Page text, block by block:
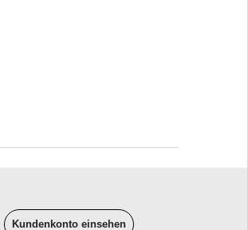
Kundenkonto einsehen